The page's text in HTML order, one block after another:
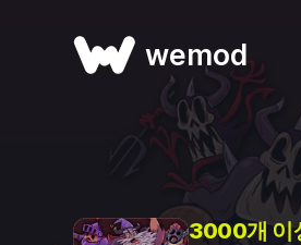
wemod
3000개 이